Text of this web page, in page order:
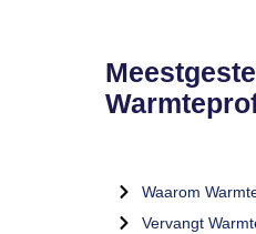
Waarom
Vervangt